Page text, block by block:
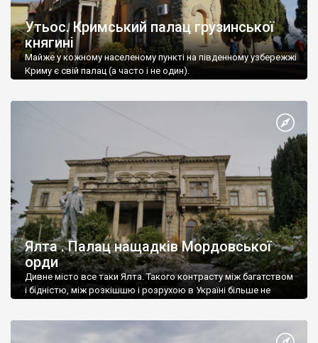
Утьос. Кримський палац грузинської
княгині
Майже у кожному населеному пункті на південному узбережжі
Криму є свій палац (а часто і не один).
Ялта . Палац нащадків Мордовської
орди
Дивне місто все таки Ялта. Такого контрасту між багатством
і бідністю, між розкішшю і розрухою в Україні більше не